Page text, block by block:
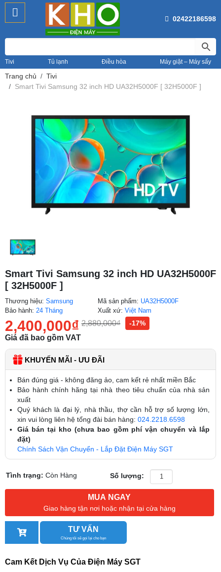
02422186598
Tivi Tủ lạnh Điều hòa Máy giặt – Máy sấy
Trang chủ
Tivi
Smart Tivi Samsung 32 inch HD UA32H5000F [ 32H5000F ]
Smart Tivi Samsung 32 inch HD UA32H5000F
[ 32H5000F ]
Thương hiệu: Samsung
Bảo hành: 24 Tháng
Mã sản phẩm: UA32H5000F
Xuất xứ:Việt Nam
2,400,000₫ 2,880,000₫ -17%
Giá đã bao gồm VAT
KHUYẾN MÃI - ƯU ĐÃI
Bán đúng giá - không đăng ảo, cam kết rẻ nhất miền Bắc
Bảo hành chính hãng tại nhà theo tiêu chuẩn của nhà sản
xuất
Quý khách là đại lý, nhà thầu, thợ cần hỗ trợ số lượng lớn,
xin vui lòng liên hệ tổng đài bán hàng: 024.2218.6598
Giá bán tại kho (chưa bao gồm phí vận chuyển và lắp
đặt)
Chính Sách Vận Chuyển - Lắp Đặt Điện Máy SGT
Tình trạng:Còn Hàng Số lượng:
MUA NGAY
Giao hàng tận nơi hoặc nhận tại cửa hàng
TƯ VẤN
Chúng tôi sẽ gọi lại cho bạn
Cam Kết Dịch Vụ Của Điện Máy SGT